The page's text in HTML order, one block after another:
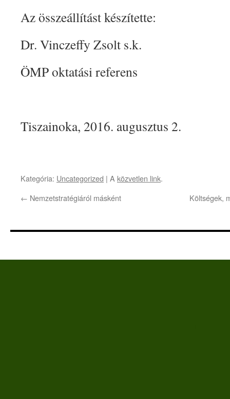
Az összeállítást készítette:
Dr. Vinczeffy Zsolt s.k.
ÖMP oktatási referens
Tiszainoka, 2016. augusztus 2.
Kategória: Uncategorized | A közvetlen link.
← Nemzetstratégiáról másként Költségek,